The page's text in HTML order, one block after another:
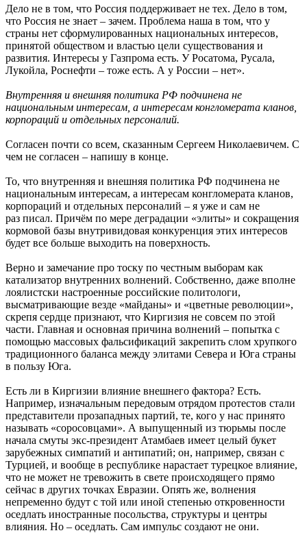
Дело не в том, что Россия поддерживает не тех. Дело в том,
что Россия не знает – зачем. Проблема наша в том, что у
страны нет сформулированных национальных интересов,
принятой обществом и властью цели существования и
развития. Интересы у Газпрома есть. У Росатома, Русала,
Лукойла, Роснефти – тоже есть. А у России – нет».
Внутренняя и внешняя политика РФ подчинена не
национальным интересам, а интересам конгломерата кланов,
корпораций и отдельных персоналий.
Согласен почти со всем, сказанным Сергеем Николаевичем. С
чем не согласен – напишу в конце.
То, что внутренняя и внешняя политика РФ подчинена не
национальным интересам, а интересам конгломерата кланов,
корпораций и отдельных персоналий – я уже и сам не
раз писал. Причём по мере деградации «элиты» и сокращения
кормовой базы внутривидовая конкуренция этих интересов
будет все больше выходить на поверхность.
Верно и замечание про тоску по честным выборам как
катализатор внутренних волнений. Собственно, даже вполне
лоялистски настроенные российские политологи,
высматривающие везде «майданы» и «цветные революции»,
скрепя сердце признают, что Киргизия не совсем по этой
части. Главная и основная причина волнений – попытка с
помощью массовых фальсификаций закрепить слом хрупкого
традиционного баланса между элитами Севера и Юга страны
в пользу Юга.
Есть ли в Киргизии влияние внешнего фактора? Есть.
Например, изначальным передовым отрядом протестов стали
представители прозападных партий, те, кого у нас принято
называть «соросовцами». А выпущенный из тюрьмы после
начала смуты экс-президент Атамбаев имеет целый букет
зарубежных симпатий и антипатий; он, например, связан с
Турцией, и вообще в республике нарастает турецкое влияние,
что не может не тревожить в свете происходящего прямо
сейчас в других точках Евразии. Опять же, волнения
непременно будут с той или иной степенью откровенности
оседлать иностранные посольства, структуры и центры
влияния. Но – оседлать. Сам импульс создают не они.